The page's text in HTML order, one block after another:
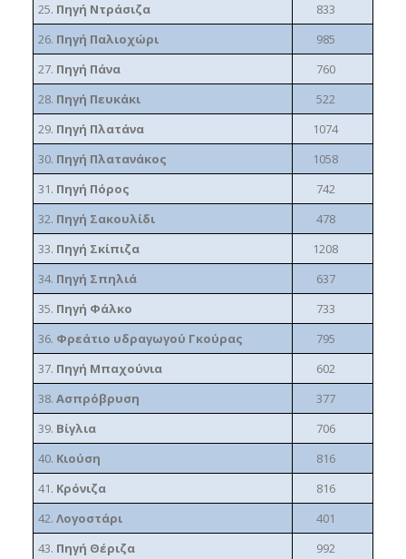
25. Πηγή Ντράσιζα
833
26. Πηγή Παλιοχώρι
985
27. Πηγή Πάνα
760
28. Πηγή Πευκάκι
522
29. Πηγή Πλατάνα
1074
30. Πηγή Πλατανάκος
1058
31. Πηγή Πόρος
742
32. Πηγή Σακουλίδι
478
33. Πηγή Σκίπιζα
1208
34. Πηγή Σπηλιά
637
35. Πηγή Φάλκο
733
36. Φρεάτιο υδραγωγού Γκούρας
795
37. Πηγή Μπαχούνια
602
38. Ασπρόβρυση
377
39. Βίγλια
706
40. Κιούση
816
41. Κρόνιζα
816
42. Λογοστάρι
401
43. Πηγή Θέριζα 992